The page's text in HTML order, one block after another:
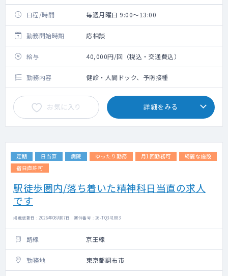
日程/時間 毎週月曜日 9:00～13:00
勤務開始時期 応相談
給与 40,000円/回（税込・交通費込）
勤務内容 健診・人間ドック、予防接種
お気に入り 詳細をみる
定期 日当直 病院 ゆったり勤務 月1回勤務可
綺麗な施設
宿日直許可
駅徒歩圏内/落ち着いた精神科日当直の求人
です
掲載更新日 : 2026年08月07日 案件番号 : 26-TQ341883
路線 京王線
勤務地 東京都調布市